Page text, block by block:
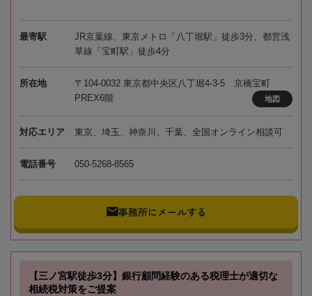
最寄駅
JR京葉線、東京メトロ「八丁堀駅」徒歩3分、都営浅
草線「宝町駅」徒歩4分
所在地
〒104-0032 東京都中央区八丁堀4-3-5 京橋宝町
PREX6階
地図
対応エリア 東京、埼玉、神奈川、千葉、全国オンライン相談可
電話番号 050-5268-8565
事務所にメールする
【三ノ宮駅徒歩3分】銀行顧問経験のある税理士が適切な
相続税対策をご提案